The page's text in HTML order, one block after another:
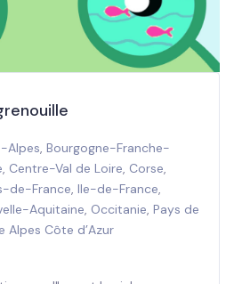
Alpes, Bourgogne-Franche-
, Centre-Val de Loire, Corse,
de-France, Ile-de-France,
Aquitaine, Occitanie, Pays de
Alpes Côte d’Azur